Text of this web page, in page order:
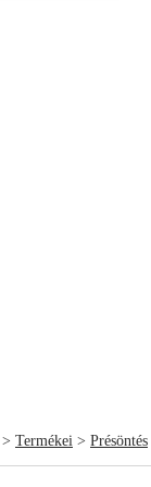
> Termékei > Présöntés